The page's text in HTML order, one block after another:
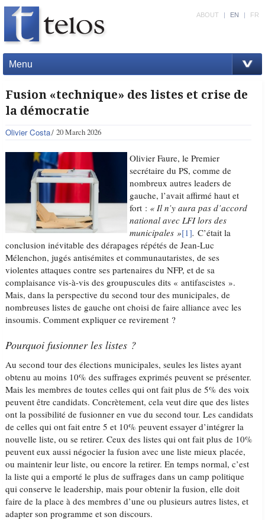
Menu
ABOUT | EN | FR
Fusion «technique» des listes et crise de
la démocratie
Olivier Costa 20 March 2026
Olivier Faure, le Premier
secrétaire du PS, comme de
nombreux autres leaders de
gauche, l’avait affirmé haut et
fort : « Il n’y aura pas d’accord
national avec LFI lors des
municipales »[1]. C’était la
conclusion inévitable des dérapages répétés de Jean-Luc
Mélenchon, jugés antisémites et communautaristes, de ses
violentes attaques contre ses partenaires du NFP, et de sa
complaisance vis-à-vis des groupuscules dits « antifascistes ».
Mais, dans la perspective du second tour des municipales, de
nombreuses listes de gauche ont choisi de faire alliance avec les
insoumis. Comment expliquer ce revirement ?
Pourquoi fusionner les listes ?
Au second tour des élections municipales, seules les listes ayant
obtenu au moins 10% des suffrages exprimés peuvent se présenter.
Mais les membres de toutes celles qui ont fait plus de 5% des voix
peuvent être candidats. Concrètement, cela veut dire que des listes
ont la possibilité de fusionner en vue du second tour. Les candidats
de celles qui ont fait entre 5 et 10% peuvent essayer d’intégrer la
nouvelle liste, ou se retirer. Ceux des listes qui ont fait plus de 10%
peuvent eux aussi négocier la fusion avec une liste mieux placée,
ou maintenir leur liste, ou encore la retirer. En temps normal, c’est
la liste qui a emporté le plus de suffrages dans un camp politique
qui conserve le leadership, mais pour obtenir la fusion, elle doit
faire de la place à des membres d’une ou plusieurs autres listes, et
adapter son programme et son discours.